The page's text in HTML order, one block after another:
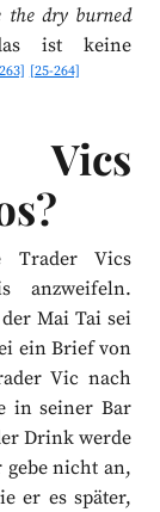
the dry burned
ist keine
[25-264]
Vics
Trader Vics
anzweifeln.
Mai Tai sei
ein Brief von
Vic nach
in seiner Bar
Drink werde
gebe nicht an,
er es später,